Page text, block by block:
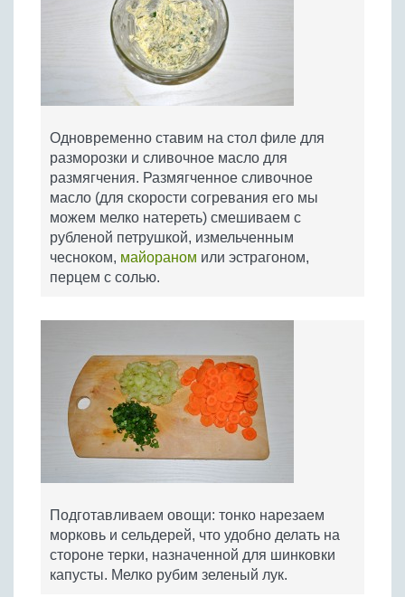
Одновременно ставим на стол филе для
разморозки и сливочное масло для
размягчения. Размягченное сливочное
масло (для скорости согревания его мы
можем мелко натереть) смешиваем с
рубленой петрушкой, измельченным
чесноком, майораном или эстрагоном,
перцем с солью.
Подготавливаем овощи: тонко нарезаем
морковь и сельдерей, что удобно делать на
стороне терки, назначенной для шинковки
капусты. Мелко рубим зеленый лук.